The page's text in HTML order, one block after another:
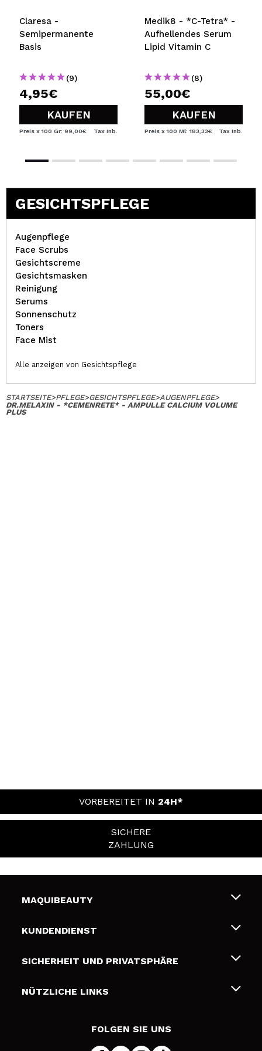
Claresa -
Semipermanente
Basis
(9)
4,95€
KAUFEN
Preis x 100 Gr: 99,00€ Tax Inb.
Medik8 - *C-Tetra* -
Aufhellendes Serum
Lipid Vitamin C
(8)
55,00€
KAUFEN
Preis x 100 Ml: 183,33€ Tax Inb.
GESICHTSPFLEGE
Augenpflege
Face Scrubs
Gesichtscreme
Gesichtsmasken
Reinigung
Serums
Sonnenschutz
Toners
Face Mist
Alle anzeigen von Gesichtspflege
STARTSEITE>PFLEGE>GESICHTSPFLEGE>AUGENPFLEGE>
DR.MELAXIN - *CEMENRETE* - AMPULLE CALCIUM VOLUME
PLUS
VORBEREITET IN 24H*
SICHERE
ZAHLUNG
MAQUIBEAUTY
Über uns
Geschenkkarten
KUNDENDIENST
Liefer- und Versandkosten
Zahlung
SICHERHEIT UND PRIVATSPHÄRE
Bedingungen und Datenschutz
NÜTZLICHE LINKS
FOLGEN SIE UNS